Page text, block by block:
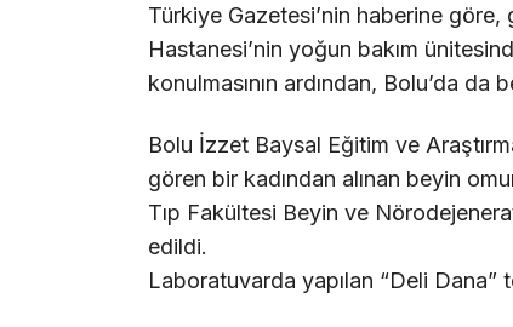
Türkiye Gazetesi’nin haberine
Hastanesi’nin yoğun bakım
konulmasının ardından, Bolu’da
Bolu İzzet Baysal Eğitim ve
gören bir kadından alınan beyin
Tıp Fakültesi Beyin ve
edildi.
Laboratuvarda yapılan “Deli Dana”